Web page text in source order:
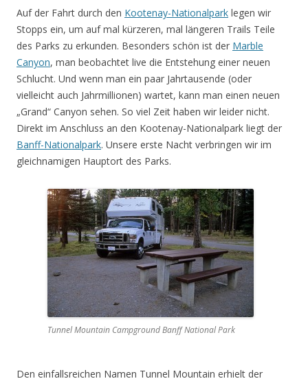
Auf der Fahrt durch den Kootenay-Nationalpark legen wir
Stopps ein, um auf mal kürzeren, mal längeren Trails Teile
des Parks zu erkunden. Besonders schön ist der Marble
Canyon, man beobachtet live die Entstehung einer neuen
Schlucht. Und wenn man ein paar Jahrtausende (oder
vielleicht auch Jahrmillionen) wartet, kann man einen neuen
„Grand“ Canyon sehen. So viel Zeit haben wir leider nicht.
Direkt im Anschluss an den Kootenay-Nationalpark liegt der
Banff-Nationalpark. Unsere erste Nacht verbringen wir im
gleichnamigen Hauptort des Parks.
Tunnel Mountain Campground Banff National Park
Den einfallsreichen Namen Tunnel Mountain erhielt der